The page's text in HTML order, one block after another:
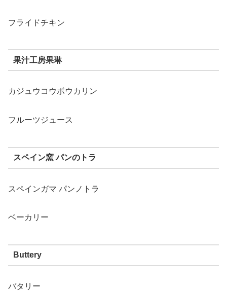
フライドチキン
果汁工房果琳
カジュウコウボウカリン
フルーツジュース
スペイン窯 パンのトラ
スペインガマ パンノトラ
ベーカリー
Buttery
バタリー